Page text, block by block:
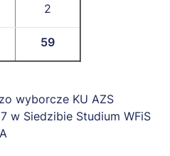
2
59
wyborcze KU AZS
w Siedzibie Studium WFiS